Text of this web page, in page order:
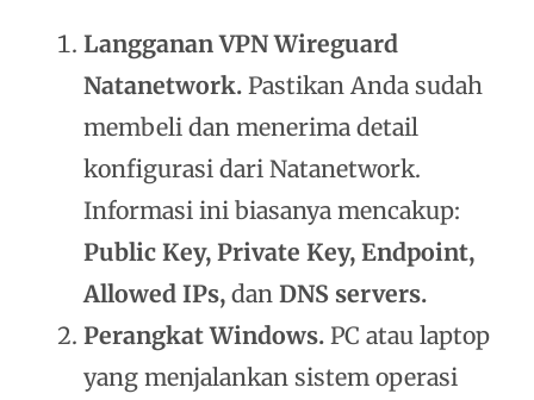
Langganan VPN Wireguard
Natanetwork. Pastikan Anda sudah
membeli dan menerima detail
konfigurasi dari Natanetwork.
Informasi ini biasanya mencakup:
Public Key, Private Key, Endpoint,
Allowed IPs, dan DNS servers.
Perangkat Windows. PC atau laptop
yang menjalankan sistem operasi